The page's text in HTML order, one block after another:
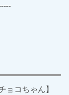
ョコちゃん】